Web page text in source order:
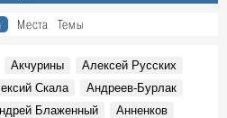
Ж.И. Алферов в
России нет недовольных":
в симбирских пределах
Места Темы
Акчурины
Алексей Русских
Скала
Андреев-Бурлак
Блаженный
Анненков